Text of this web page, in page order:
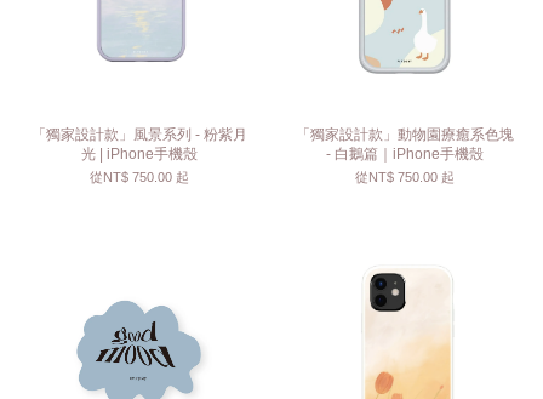
「獨家設計款」風景系列 - 粉紫月
光 | iPhone手機殼
從NT$ 750.00 起
「獨家設計款」動物園療癒系色塊
- 白鵝篇｜iPhone手機殼
從NT$ 750.00 起